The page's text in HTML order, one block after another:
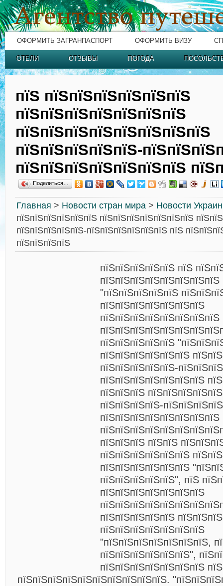
ОФОРМИТЬ ЗАГРАНПАСПОРТ ОФОРМИТЬ ВИЗУ
ОТЕЛИ ОТЗЫВЫ ПОГОДА
пїЅ пїЅпїЅпїЅпїЅпїЅпїЅ
пїЅпїЅпїЅпїЅпїЅпїЅпїЅ
пїЅпїЅпїЅпїЅпїЅпїЅпїЅпїЅ
пїЅпїЅпїЅпїЅпїЅ-
пїЅпїЅпїЅпїЅпїЅпїЅпїЅ
Поделиться…
Главная > Новости стран мира > Новости
пїЅпїЅпїЅпїЅпїЅпїЅ пїЅпїЅпїЅпїЅпїЅпїЅпїЅ
пїЅпїЅпїЅпїЅпїЅ-пїЅпїЅпїЅпїЅпїЅпїЅ пїЅ
пїЅпїЅпїЅпїЅ
пїЅпїЅпїЅпїЅпїЅ пїЅ
"пїЅпїЅпїЅпїЅпїЅ
пїЅпїЅпїЅпїЅпїЅпїЅпїЅ
пїЅпїЅпїЅпїЅпїЅ
пїЅпїЅпїЅпїЅпїЅпїЅ
пїЅпїЅпїЅпїЅпїЅ-
пїЅпїЅпїЅпїЅпїЅпїЅпїЅ
пїЅпїЅпїЅ
пїЅпїЅпїЅпїЅ-
пїЅпїЅпїЅ пїЅпїЅ
пїЅпїЅпїЅпїЅпїЅпїЅ
пїЅпїЅпїЅпїЅпїЅпїЅ
пїЅпїЅпїЅпїЅпїЅ", пїЅ
пїЅпїЅпїЅпїЅпїЅпїЅпїЅ
пїЅпїЅпїЅпїЅпїЅ
пїЅпїЅпїЅпїЅпїЅпїЅпїЅ
"пїЅпїЅпїЅпїЅпїЅпїЅпїЅ,
пїЅпїЅпїЅпїЅпїЅпїЅ",
пїЅпїЅпїЅпїЅпїЅпїЅпїЅ
пїЅпїЅпїЅпїЅпїЅпїЅпїЅпїЅпїЅпїЅ.